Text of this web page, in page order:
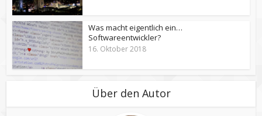
Was macht eigentlich ein…
Softwareentwickler?
16. Oktober 2018
Über den Autor